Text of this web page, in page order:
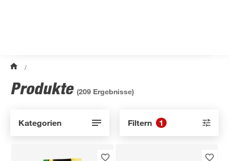
/
Produkte (209 Ergebnisse)
Kategorien Filtern 1